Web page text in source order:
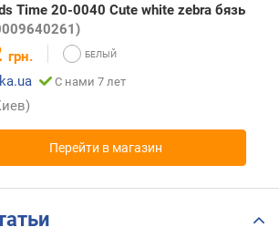
Time 20-0040 Cute white zebra бязь
грн.
С нами 7 лет
Перейти в магазин